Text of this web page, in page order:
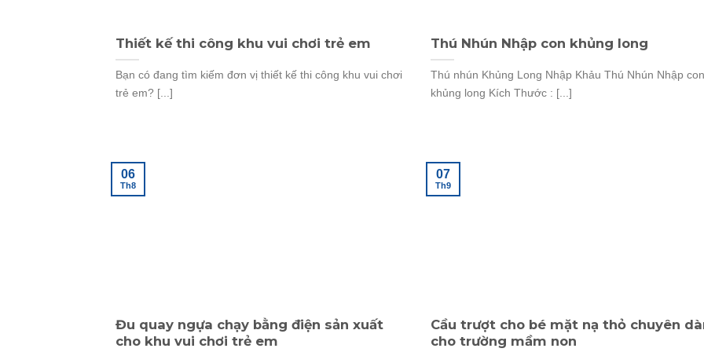
Thiết kế thi công khu vui chơi trẻ em
Bạn có đang tìm kiếm đơn vị thiết kế thi công khu vui chơi
trẻ em? [...]
Thú Nhún Nhập con khủng long
Thú nhún Khủng Long Nhập Khảu Thú Nhún Nhập con
khủng long Kích Thước : [...]
Đu quay ngựa chạy bằng điện sản xuất
cho khu vui chơi trẻ em
06
Th8
Cầu trượt cho bé mặt nạ thỏ chuyên
cho trường mầm non
07
Th9